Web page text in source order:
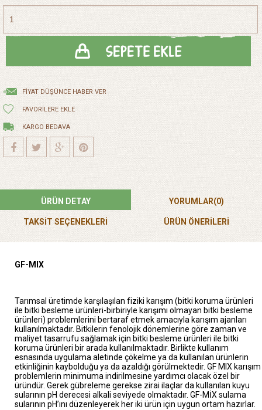
FIYAT DÜŞÜNCE HABER VER
FAVORILERE EKLE
KARGO BEDAVA
ÜRÜN DETAY YORUMLAR(0)
TAKSİT SEÇENEKLERİ ÜRÜN ÖNERILERI
GF-MIX
Tarımsal üretimde karşılaşılan fiziki karışım (bitki koruma ürünleri
ile bitki besleme ürünleri-birbiriyle karışımı olmayan bitki besleme
ürünleri) problemlerini bertaraf etmek amacıyla karışım ajanları
kullanılmaktadır. Bitkilerin fenolojik dönemlerine göre zaman ve
maliyet tasarrufu sağlamak için bitki besleme ürünleri ile bitki
koruma ürünleri bir arada kullanılmaktadır. Birlikte kullanım
esnasında uygulama aletinde çökelme ya da kullanılan ürünlerin
etkinliğinin kaybolduğu ya da azaldığı görülmektedir. GF MIX karışım
problemlerin minimuma indirilmesine yardımcı olacak özel bir
üründür. Gerek gübreleme gerekse zirai ilaçlar da kullanılan kuyu
sularının pH derecesi alkali seviyede olmaktadır. GF-MİX sulama
sularının pH’ını düzenleyerek her iki ürün için uygun ortam hazırlar.